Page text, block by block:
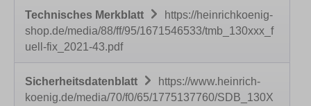
Technisches Merkblatt
https://heinrichkoenig-
shop.de/media/88/ff/95/1671546533/tmb_130xxx_f
uell-fix_2021-43.pdf
Sicherheitsdatenblatt
https://www.heinrich-
koenig.de/media/70/f0/65/1775137760/SDB_130X